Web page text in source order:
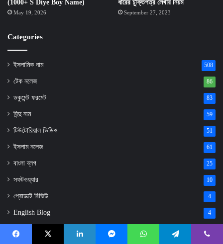
(1000+ S Diye Boy Name)
May 19, 2026
ধারের চুক্তিপত্র লেখার নিয়ম
September 27, 2023
Categories
ইসলামিক নাম 508
টেক নলেজ 86
ডকুমেন্ট ফরমেট 83
হিন্দু নাম 59
টিউটোরিয়াল ভিডিও 51
ইসলাম নলেজ 61
বাংলা ব্লগ 25
সফটওয়্যার 10
প্রোডাক্ট রিভিউ 4
English Blog 4
জানা-অজানা